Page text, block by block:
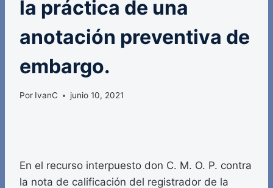
la práctica de una
anotación preventiva de
embargo.
Por IvanC junio 10, 2021
En el recurso interpuesto don C. M. O. P. contra
la nota de calificación del registrador de la